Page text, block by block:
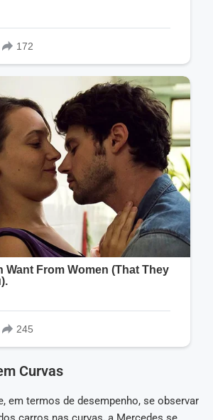
Curvas
em termos de desempenho, se observar